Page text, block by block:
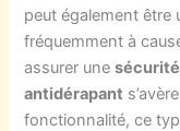
peut également être
fréquemment à
assurer unesécurité
antidérapant
fonctionnalité, ce